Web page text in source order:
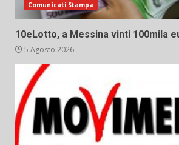
Comunicati Stampa
10eLotto, a Messina vinti 100mila
5 Agosto 2026